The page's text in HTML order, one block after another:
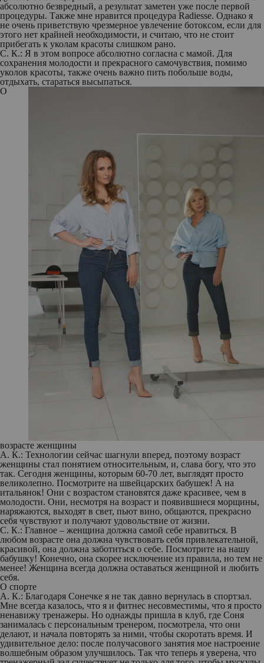
абсолютно безвредный, а результат заметен уже после первой
процедуры. Также мне нравится процедура Radiesse. Однако я
не очень приветствую чрезмерное увлечение ботоксом, если для
этого нет крайней необходимости, и считаю, что не стоит
прибегать к уколам красоты слишком рано.
С. К.: Я в этом вопросе абсолютно согласна с мамой. Для
сохранения молодости и прекрасного самочувствия, помимо
уколов красоты, также очень важно пить побольше воды,
отдыхать, стараться высыпаться.
О
возрасте женщины
А. К.: Технологии сейчас шагнули вперед, поэтому возраст
женщины стал понятием относительным, и, слава богу, что это
так. Сегодня женщины, которым 60-70 лет, выглядят просто
великолепно. Посмотрите на швейцарских бабушек! А на
итальянок! Они с возрастом становятся даже красивее, чем в
молодости. Они, несмотря на возраст и появившиеся морщины,
наряжаются, выходят в свет, пьют вино, общаются, прекрасно
себя чувствуют и получают удовольствие от жизни.
С. К.: Главное – женщина должна самой себе нравиться. В
любом возрасте она должна чувствовать себя привлекательной,
красивой, она должна заботиться о себе. Посмотрите на нашу
бабушку! Конечно, она скорее исключение из правила, но тем не
менее! Женщина всегда должна оставаться женщиной и любить
себя.
О спорте
А. К.: Благодаря Сонечке я не так давно вернулась в спортзал.
Мне всегда казалось, что я и фитнес несовместимы, что я просто
ненавижу тренажеры. Но однажды пришла в клуб, где Соня
занималась с персональным тренером, посмотрела, что они
делают, и начала повторять за ними, чтобы скоротать время. И
удивительное дело: после получасового занятия мое настроение
волшебным образом улучшилось. Так что теперь я уверена, что